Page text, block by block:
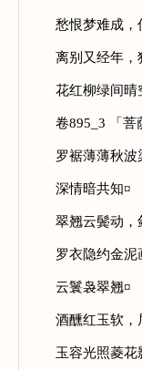
愁恨梦难成，何
离别又经年，独
花红柳绿间晴空
卷895_3 「菩
罗裾薄薄秋波染
深情暗共知¤
翠翘云鬓动，敛
罗衣隐约金泥画
云鬟袅翠翘¤
酒醺红玉软，眉
玉容光照菱花影